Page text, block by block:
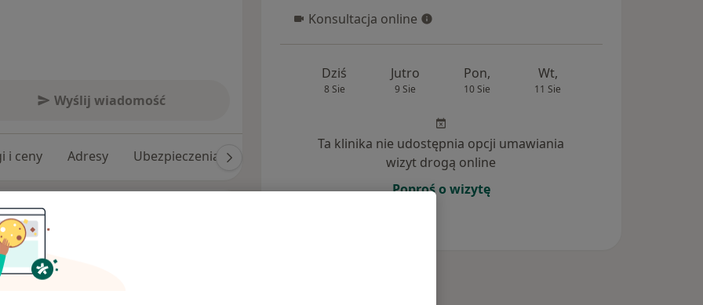
Wyślij wiadomość
i ceny Adresy Ubezpieczenia
wspiera dzieci, młodzież oraz
emocjonalnymi i wyzwaniami
przestrzeń, w której można
Konsultacja online
Konsultacja online
Dziś
8 Sie
Jutro
9 Sie
Pon,
10 Sie
Wt,
11 Sie
Ta klinika nie udostępnia opcji umawiania
wizyt drogą online
Poproś o wizytę